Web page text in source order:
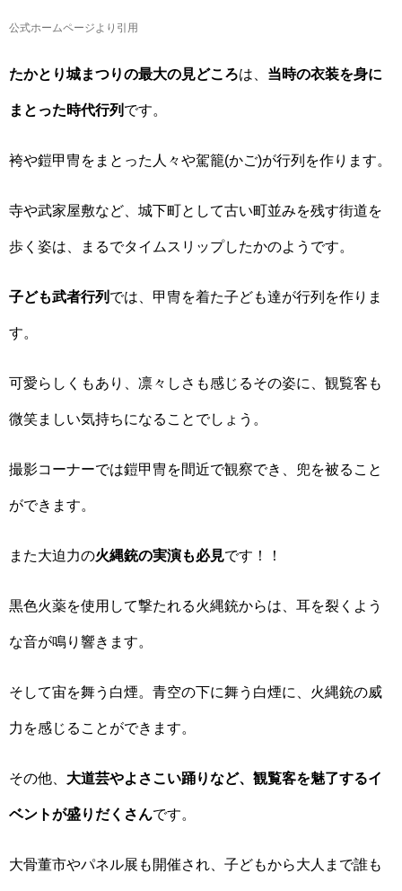
公式ホームページより引用
たかとり城まつりの最大の見どころは、 当時の衣装を身に
まとった時代行列 です。
袴や鎧甲冑をまとった人々や駕籠(かご)が行列を作ります。
寺や武家屋敷など、城下町として古い町並みを残す街道を
歩く姿は、まるでタイムスリップしたかのようです。
子ども武者行列 では、甲冑を着た子ども達が行列を作りま
す。
可愛らしくもあり、凛々しさも感じるその姿に、観覧客も
微笑ましい気持ちになることでしょう。
撮影コーナーでは鎧甲冑を間近で観察でき、兜を被ること
ができます。
また大迫力の火縄銃の実演も必見です！！
黒色火薬を使用して撃たれる火縄銃からは、耳を裂くよう
な音が鳴り響きます。
そして宙を舞う白煙。青空の下に舞う白煙に、火縄銃の威
力を感じることができます。
その他、 大道芸やよさこい踊りなど、観覧客を魅了するイ
ベントが盛りだくさんです。
大骨董市やパネル展も開催され、子どもから大人まで誰も